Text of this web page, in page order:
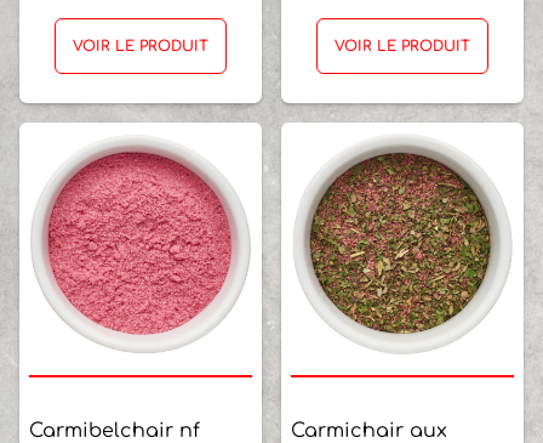
VOIR LE PRODUIT VOIR LE PRODUIT
Carmibelchair nf
Carmichair aux